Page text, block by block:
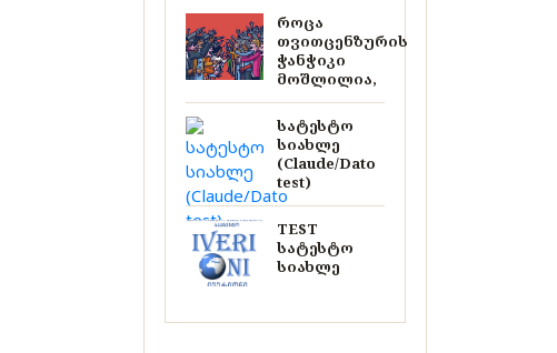
როცა
თვითცენზურის
ჭანჭიკი
მოშლილია,
სატესტო
სიახლე
(Claude/Dato
test)
TEST
სატესტო
სიახლე